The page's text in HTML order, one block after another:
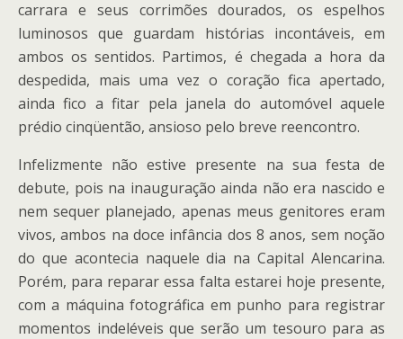
carrara e seus corrimões dourados, os espelhos
luminosos que guardam histórias incontáveis, em
ambos os sentidos. Partimos, é chegada a hora da
despedida, mais uma vez o coração fica apertado,
ainda fico a fitar pela janela do automóvel aquele
prédio cinqüentão, ansioso pelo breve reencontro.
Infelizmente não estive presente na sua festa de
debute, pois na inauguração ainda não era nascido e
nem sequer planejado, apenas meus genitores eram
vivos, ambos na doce infância dos 8 anos, sem noção
do que acontecia naquele dia na Capital Alencarina.
Porém, para reparar essa falta estarei hoje presente,
com a máquina fotográfica em punho para registrar
momentos indeléveis que serão um tesouro para as